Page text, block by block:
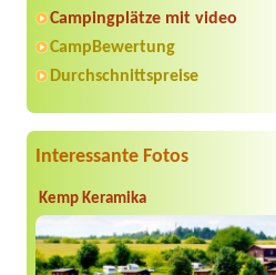
Campingplätze mit video
CampBewertung
Durchschnittspreise
Interessante Fotos
Kemp Keramika